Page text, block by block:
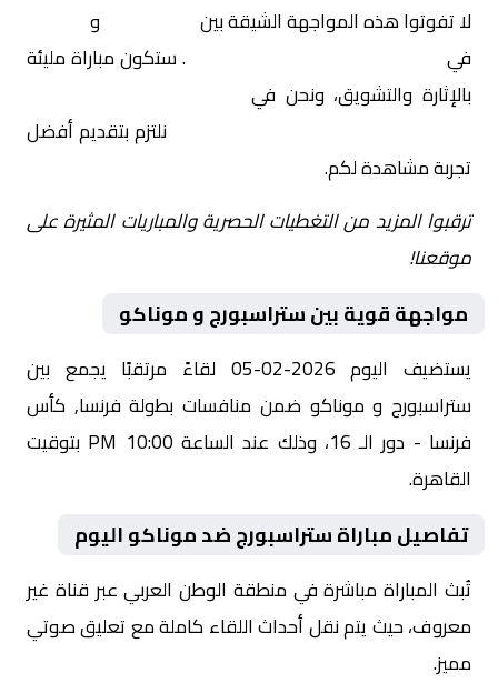
لا تفوتوا هذه المواجهة الشيقة بين و
في
. ستكون مباراة مليئة
بالإثارة والتشويق، ونحن في
نلتزم بتقديم أفضل
تجربة مشاهدة لكم.
ترقبوا المزيد من التغطيات الحصرية والمباريات المثيرة على
موقعنا!
مواجهة قوية بين ستراسبورج و موناكو
يستضيف اليوم 2026-02-05 لقاءً مرتقبًا يجمع بين
ستراسبورج و موناكو ضمن منافسات بطولة فرنسا, كأس
فرنسا - دور الـ 16، وذلك عند الساعة 10:00 PM بتوقيت
القاهرة.
تفاصيل مباراة ستراسبورج ضد موناكو اليوم
تُبث المباراة مباشرة في منطقة الوطن العربي عبر قناة غير
معروف، حيث يتم نقل أحداث اللقاء كاملة مع تعليق صوتي
مميز.